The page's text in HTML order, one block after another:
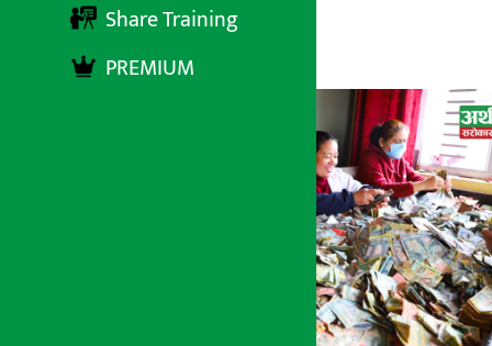
Share Training
PREMIUM